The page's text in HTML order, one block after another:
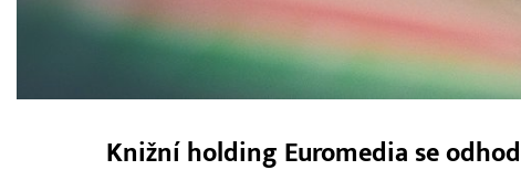
Knižní holding Euromedia se